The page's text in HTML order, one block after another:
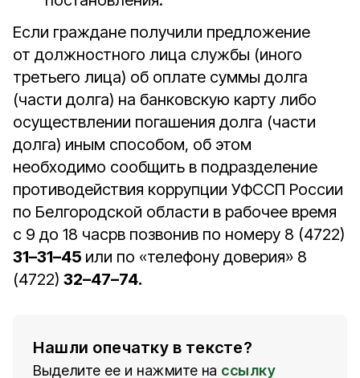
Если граждане получили предложение
от должностного лица службы (иного
третьего лица) об оплате суммы долга
(части долга) на банковскую карту либо
осуществлении погашения долга (части
долга) иным способом, об этом
необходимо сообщить в подразделение
противодействия коррупции УФССП России
по Белгородской области в рабочее время
с 9 до 18 часрв позвонив по номеру 8 (4722)
31–31–45 или по «телефону доверия» 8
(4722) 32–47–74.
Нашли опечатку в тексте?
Выделите ее и нажмите на ссылку